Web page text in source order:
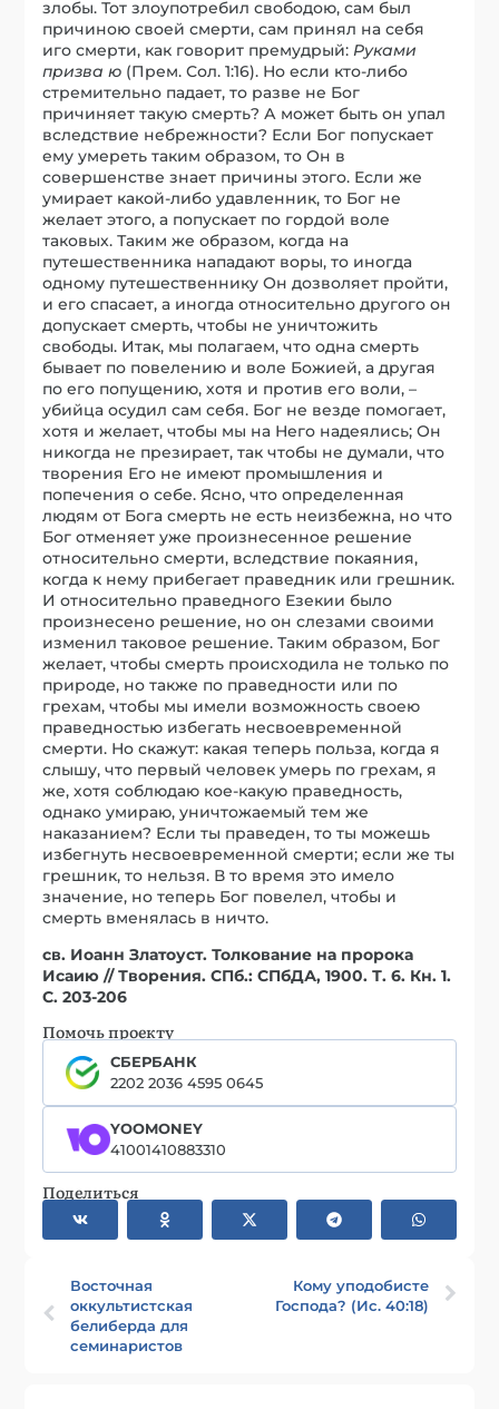
злобы. Тот злоупотребил свободою, сам был
причиною своей смерти, сам принял на себя
иго смерти, как говорит премудрый:Руками
призва ю (Прем. Сол. 1:16). Но если кто-либо
стремительно падает, то разве не Бог
причиняет такую смерть? А может быть он упал
вследствие небрежности? Если Бог попускает
ему умереть таким образом, то Он в
совершенстве знает причины этого. Если же
умирает какой-либо удавленник, то Бог не
желает этого, а попускает по гордой воле
таковых. Таким же образом, когда на
путешественника нападают воры, то иногда
одному путешественнику Он дозволяет пройти,
и его спасает, а иногда относительно другого он
допускает смерть, чтобы не уничтожить
свободы. Итак, мы полагаем, что одна смерть
бывает по повелению и воле Божией, а другая
по его попущению, хотя и против его воли, –
убийца осудил сам себя. Бог не везде помогает,
хотя и желает, чтобы мы на Него надеялись; Он
никогда не презирает, так чтобы не думали, что
творения Его не имеют промышления и
попечения о себе. Ясно, что определенная
людям от Бога смерть не есть неизбежна, но что
Бог отменяет уже произнесенное решение
относительно смерти, вследствие покаяния,
когда к нему прибегает праведник или грешник.
И относительно праведного Езекии было
произнесено решение, но он слезами своими
изменил таковое решение. Таким образом, Бог
желает, чтобы смерть происходила не только по
природе, но также по праведности или по
грехам, чтобы мы имели возможность своею
праведностью избегать несвоевременной
смерти. Но скажут: какая теперь польза, когда я
слышу, что первый человек умерь по грехам, я
же, хотя соблюдаю кое-какую праведность,
однако умираю, уничтожаемый тем же
наказанием? Если ты праведен, то ты можешь
избегнуть несвоевременной смерти; если же ты
грешник, то нельзя. В то время это имело
значение, но теперь Бог повелел, чтобы и
смерть вменялась в ничто.
св. Иоанн Златоуст. Толкование на пророка
Исаию // Творения. СПб.: СПбДА, 1900. Т. 6. Кн. 1.
С. 203-206
Помочь проекту
СБЕРБАНК
2202 2036 4595 0645
YOOMONEY
41001410883310
Поделиться
Восточная
оккультистская
белиберда для
семинаристов
Кому уподобисте
Господа? (Ис. 40:18)